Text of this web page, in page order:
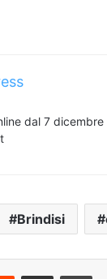
dal 7
Brindisi